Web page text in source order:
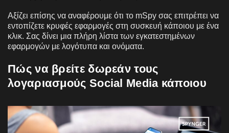
Αξίζει επίσης να αναφέρουμε ότι το mSpy σας επιτρέπει να
εντοπίζετε κρυφές εφαρμογές στη συσκευή κάποιου με ένα
κλικ. Σας δίνει μια πλήρη λίστα των εγκατεστημένων
εφαρμογών με λογότυπα και ονόματα.
Πώς να βρείτε δωρεάν τους
λογαριασμούς Social Media κάποιου